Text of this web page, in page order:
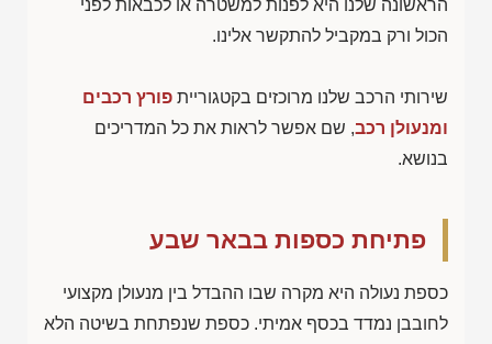
הראשונה שלנו היא לפנות למשטרה או לכבאות לפני
הכול ורק במקביל להתקשר אלינו.
שירותי הרכב שלנו מרוכזים בקטגוריית פורץ רכבים
ומנעולן רכב, שם אפשר לראות את כל המדריכים
בנושא.
פתיחת כספות בבאר שבע
כספת נעולה היא מקרה שבו ההבדל בין מנעולן מקצועי
לחובבן נמדד בכסף אמיתי. כספת שנפתחת בשיטה הלא